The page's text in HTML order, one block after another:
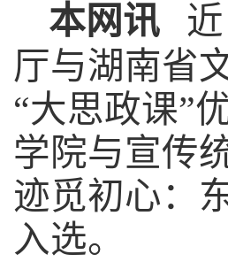
本网讯
厅与湖南省
“大思政课”
学院与宣传
迹觅初心：
入选。